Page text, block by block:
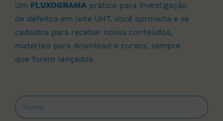
Um FLUXOGRAMA prático para investigação
de defeitos em leite UHT. Você aproveita e se
cadastra para receber novos conteúdos,
materiais para download e cursos, sempre
que forem lançados.